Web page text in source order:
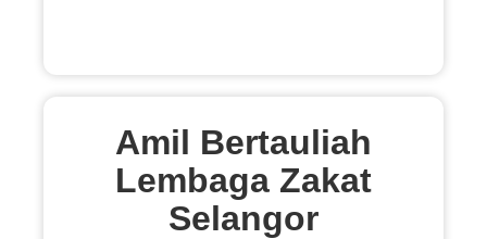
Amil Bertauliah
Lembaga Zakat
Selangor